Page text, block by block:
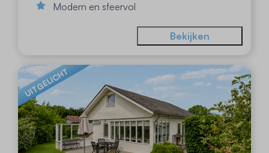
Modern en sfeervol
Bekijken
UITGELICHT